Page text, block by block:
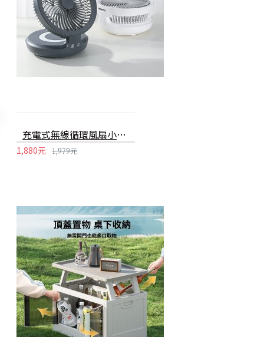
充電式無線循環風扇小夜燈 宿舍必備摺疊小風扇 創意小電風扇 空氣循環扇
1,880元 1,979元